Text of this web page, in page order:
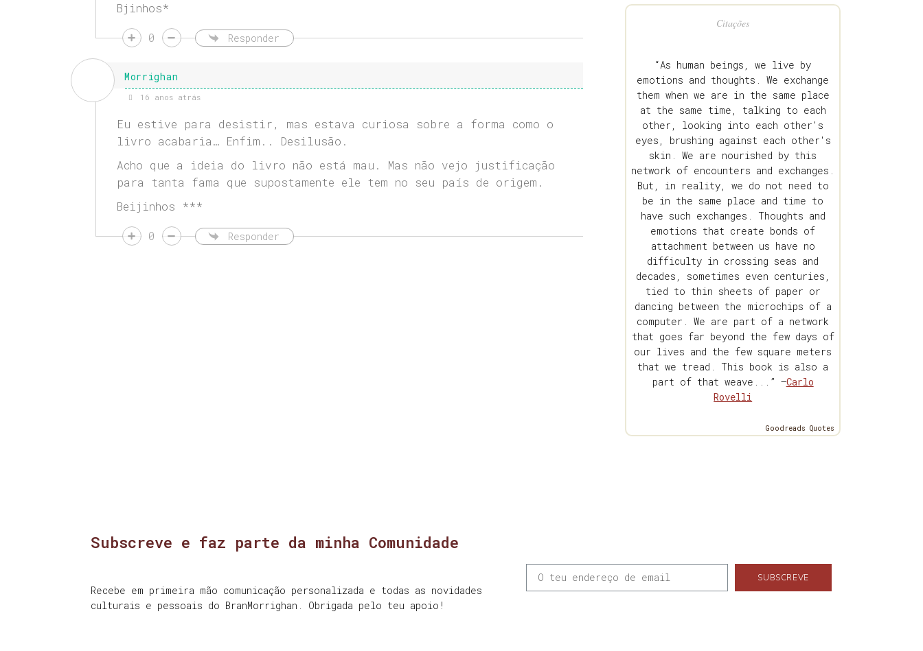
Bjinhos*
0 Responder
Morrighan
16 anos atrás
Eu estive para desistir, mas estava curiosa sobre a forma como o
livro acabaria… Enfim.. Desilusão.
Acho que a ideia do livro não está mau. Mas não vejo justificação
para tanta fama que supostamente ele tem no seu país de origem.
Beijinhos ***
0 Responder
Citações
“As human beings, we live by
emotions and thoughts. We exchange
them when we are in the same place
at the same time, talking to each
other, looking into each other's
eyes, brushing against each other's
skin. We are nourished by this
network of encounters and exchanges.
But, in reality, we do not need to
be in the same place and time to
have such exchanges. Thoughts and
emotions that create bonds of
attachment between us have no
difficulty in crossing seas and
decades, sometimes even centuries,
tied to thin sheets of paper or
dancing between the microchips of a
computer. We are part of a network
that goes far beyond the few days of
our lives and the few square meters
that we tread. This book is also a
part of that weave...” —Carlo
Rovelli
Goodreads Quotes
Subscreve e faz parte da minha Comunidade
Recebe em primeira mão comunicação personalizada e todas as novidades
culturais e pessoais do BranMorrighan. Obrigada pelo teu apoio!
SUBSCREVE